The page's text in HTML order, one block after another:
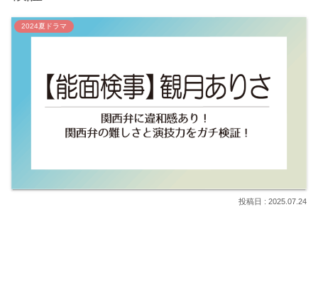
2024夏ドラマ
2025.07.24